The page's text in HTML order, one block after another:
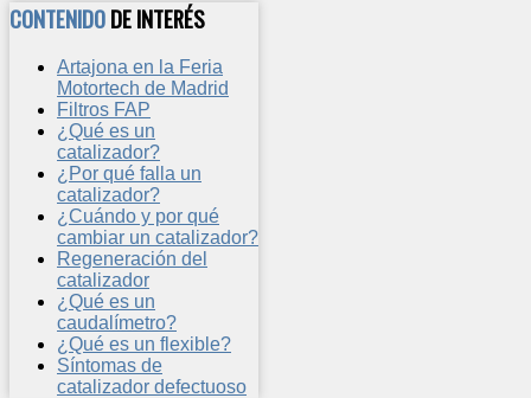
CONTENIDODE INTERÉS
Artajona en la Feria
Motortech de Madrid
Filtros FAP
¿Qué es un
catalizador?
¿Por qué falla un
catalizador?
¿Cuándo y por qué
cambiar un catalizador?
Regeneración del
catalizador
¿Qué es un
caudalímetro?
¿Qué es un flexible?
Síntomas de
catalizador defectuoso